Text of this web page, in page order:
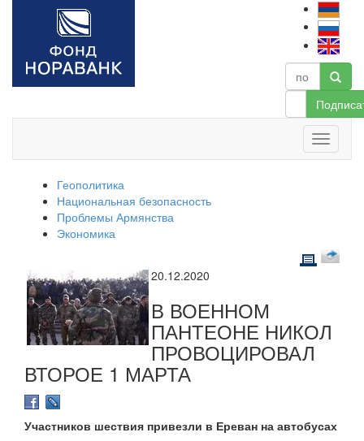
Геополитика
Национальная безопасность
Проблемы Армянства
Экономика
20.12.2020
В ВОЕННОМ
ПАНТЕОНЕ НИКОЛ
ПРОВОЦИРОВАЛ
ВТОРОЕ 1 МАРТА
Участников шествия привезли в Ереван на автобусах